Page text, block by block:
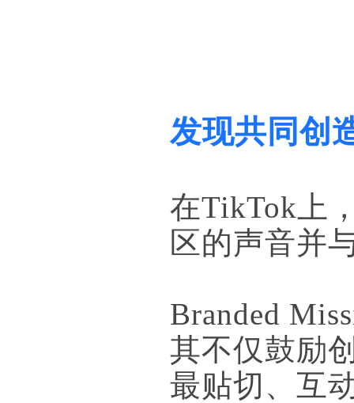
发现共同创
在TikTok上
区的声音并
Branded
其不仅鼓励
最贴切、互